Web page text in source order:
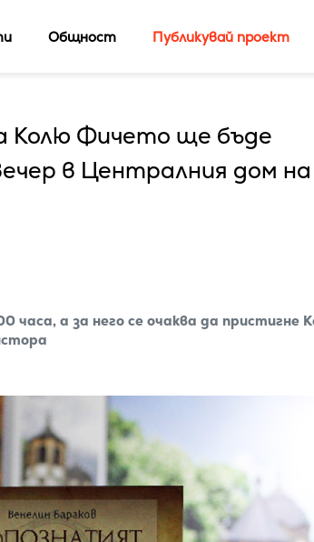
Общност Публикувай проект
Колю Фичето ще бъде
в Централния дом на
часа, а за него се очаква да пристигне